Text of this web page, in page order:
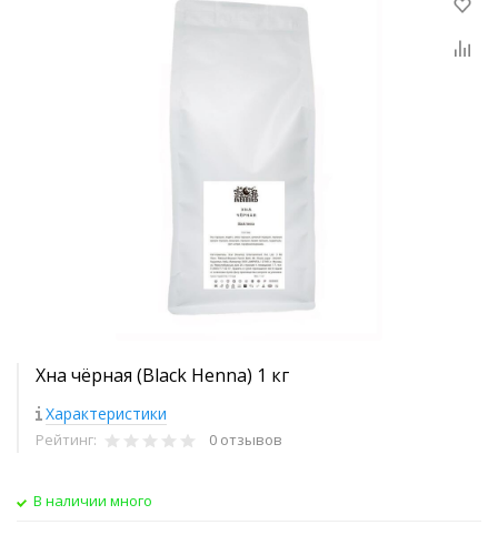
Хна чёрная (Black Henna) 1 кг
Характеристики
Рейтинг: 0 отзывов
В наличии много